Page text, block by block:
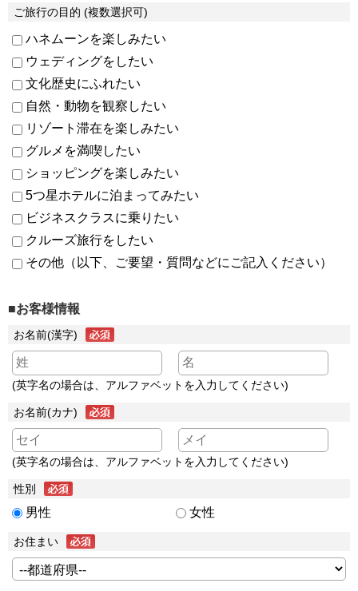
ご旅行の目的 (複数選択可)
ハネムーンを楽しみたい
ウェディングをしたい
文化歴史にふれたい
自然・動物を観察したい
リゾート滞在を楽しみたい
グルメを満喫したい
ショッピングを楽しみたい
5つ星ホテルに泊まってみたい
ビジネスクラスに乗りたい
クルーズ旅行をしたい
その他（以下、ご要望・質問などにご記入ください）
■お客様情報
お名前(漢字)
(英字名の場合は、アルファベットを入力してください)
お名前(カナ)
(英字名の場合は、アルファベットを入力してください)
性別
男性 女性
お住まい